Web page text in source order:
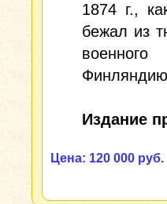
1874 г.,
бежал из
Издание
Цена: 120 000 руб.